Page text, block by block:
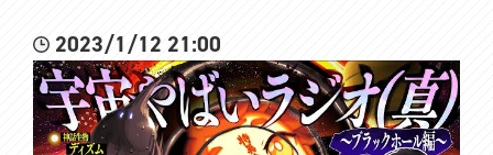
2023/1/12 21:00